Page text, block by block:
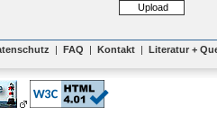
| FAQ | Kontakt | Literatur +